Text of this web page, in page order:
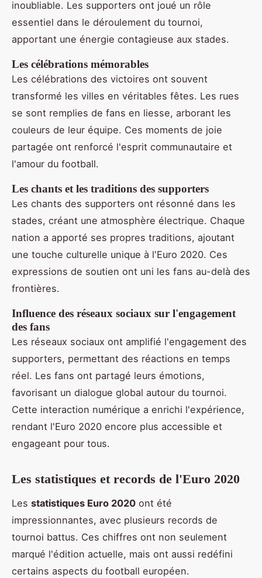
inoubliable. Les supporters ont joué un rôle
essentiel dans le déroulement du tournoi,
apportant une énergie contagieuse aux stades.
Les célébrations mémorables
Les célébrations des victoires ont souvent
transformé les villes en véritables fêtes. Les rues
se sont remplies de fans en liesse, arborant les
couleurs de leur équipe. Ces moments de joie
partagée ont renforcé l'esprit communautaire et
l'amour du football.
Les chants et les traditions des supporters
Les chants des supporters ont résonné dans les
stades, créant une atmosphère électrique. Chaque
nation a apporté ses propres traditions, ajoutant
une touche culturelle unique à l'Euro 2020. Ces
expressions de soutien ont uni les fans au-delà des
frontières.
Influence des réseaux sociaux sur l'engagement
des fans
Les réseaux sociaux ont amplifié l'engagement des
supporters, permettant des réactions en temps
réel. Les fans ont partagé leurs émotions,
favorisant un dialogue global autour du tournoi.
Cette interaction numérique a enrichi l'expérience,
rendant l'Euro 2020 encore plus accessible et
engageant pour tous.
Les statistiques et records de l'Euro 2020
Les statistiques Euro 2020 ont été
impressionnantes, avec plusieurs records de
tournoi battus. Ces chiffres ont non seulement
marqué l'édition actuelle, mais ont aussi redéfini
certains aspects du football européen.